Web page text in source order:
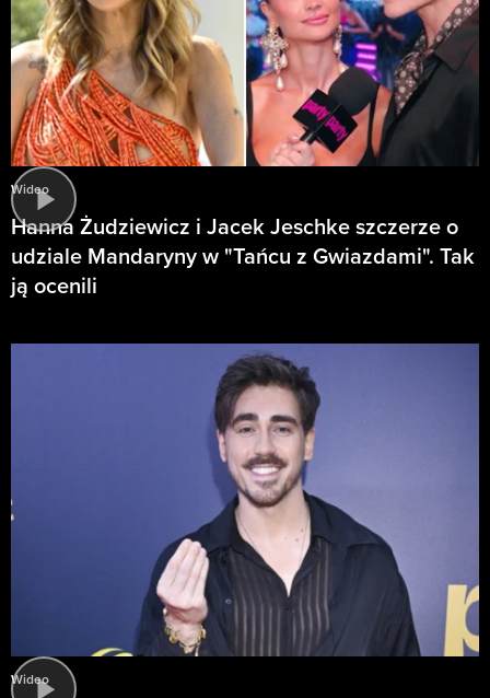
Wideo
Hanna Żudziewicz i Jacek Jeschke szczerze o
udziale Mandaryny w "Tańcu z Gwiazdami". Tak
ją ocenili
Wideo